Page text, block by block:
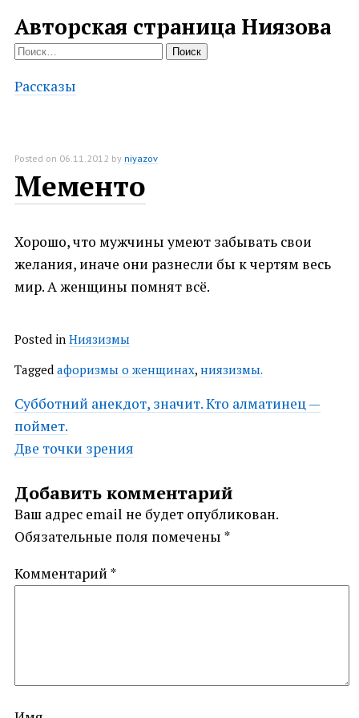
Авторская страница Ниязова
Найти:
Рассказы
Posted on 06.11.2012 byniyazov
Мементо
Хорошо, что мужчины умеют забывать свои
желания, иначе они разнесли бы к чертям весь
мир. А женщины помнят всё.
Posted in Ниязизмы
Tagged афоризмы о женщинах, ниязизмы.
Post
navigation
Субботний анекдот, значит. Кто алматинец —
поймет.
Две точки зрения
Добавить комментарий
Ваш адрес email не будет опубликован.
Обязательные поля помечены *
Комментарий *